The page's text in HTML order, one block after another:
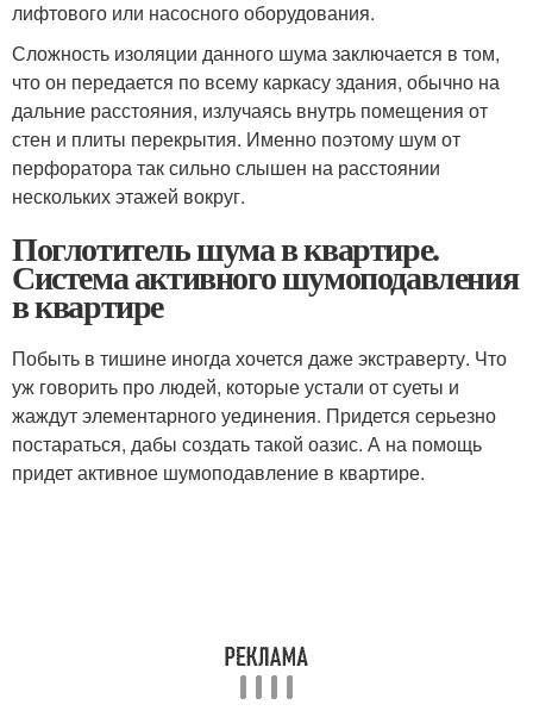
лифтового или насосного оборудования.
Сложность изоляции данного шума заключается в том,
что он передается по всему каркасу здания, обычно на
дальние расстояния, излучаясь внутрь помещения от
стен и плиты перекрытия. Именно поэтому шум от
перфоратора так сильно слышен на расстоянии
нескольких этажей вокруг.
Поглотитель шума в квартире.
Система активного шумоподавления
в квартире
Побыть в тишине иногда хочется даже экстраверту. Что
уж говорить про людей, которые устали от суеты и
жаждут элементарного уединения. Придется серьезно
постараться, дабы создать такой оазис. А на помощь
придет активное шумоподавление в квартире.